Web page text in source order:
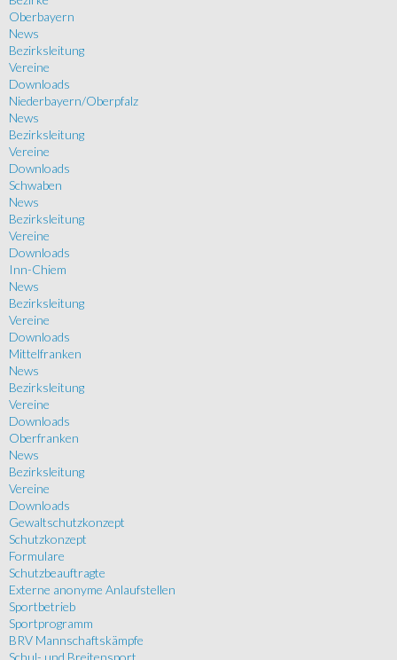
Oberbayern
News
Bezirksleitung
Vereine
Downloads
Niederbayern/Oberpfalz
News
Bezirksleitung
Vereine
Downloads
Schwaben
News
Bezirksleitung
Vereine
Downloads
Inn-Chiem
News
Bezirksleitung
Vereine
Downloads
Mittelfranken
News
Bezirksleitung
Vereine
Downloads
Oberfranken
News
Bezirksleitung
Vereine
Downloads
Gewaltschutzkonzept
Schutzkonzept
Formulare
Schutzbeauftragte
Externe anonyme Anlaufstellen
Sportbetrieb
Sportprogramm
BRV Mannschaftskämpfe
Schul- und Breitensport